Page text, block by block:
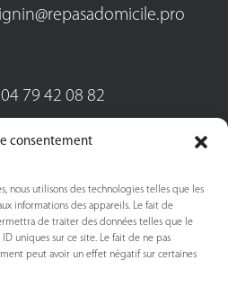
consentement
nous utilisons des technologies telles que les
informations des appareils. Le fait de
de traiter des données telles que le
uniques sur ce site. Le fait de ne pas
peut avoir un effet négatif sur certaines
04 79 42 08 82
06 85 59 94 98